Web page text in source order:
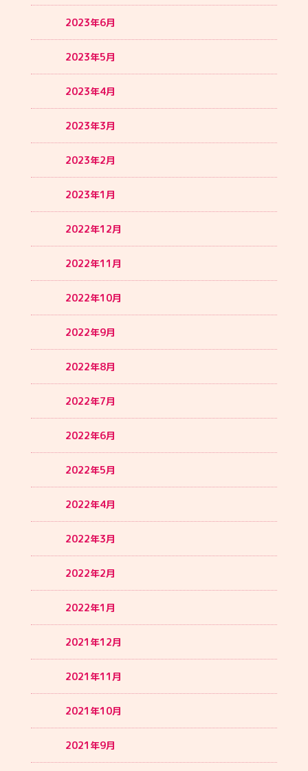
2023年6月
2023年5月
2023年4月
2023年3月
2023年2月
2023年1月
2022年12月
2022年11月
2022年10月
2022年9月
2022年8月
2022年7月
2022年6月
2022年5月
2022年4月
2022年3月
2022年2月
2022年1月
2021年12月
2021年11月
2021年10月
2021年9月